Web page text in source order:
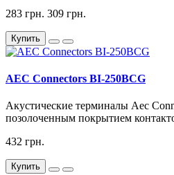
283 грн. 309 грн.
Купить
AEC Connectors BI-250BCG
Акустические терминалы Aec
позолоченным покрытием
432 грн.
Купить